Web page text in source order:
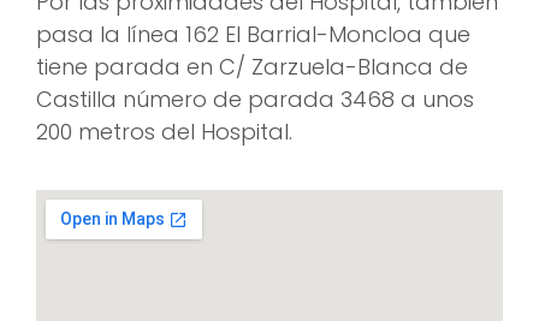
pasa la línea 162 El Barrial-Moncloa que
tiene parada en C/ Zarzuela-Blanca de
Castilla número de parada 3468 a unos
200 metros del Hospital.